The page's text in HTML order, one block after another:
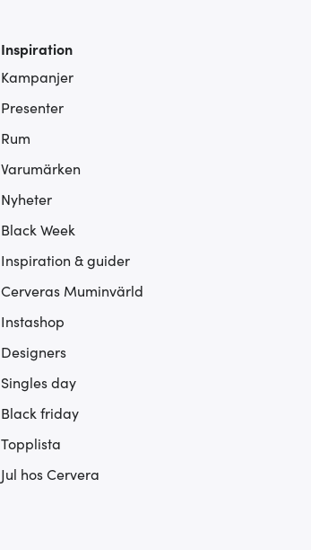
Inspiration
Kampanjer
Presenter
Rum
Varumärken
Nyheter
Black Week
Inspiration & guider
Cerveras Muminvärld
Instashop
Designers
Singles day
Black friday
Topplista
Jul hos Cervera